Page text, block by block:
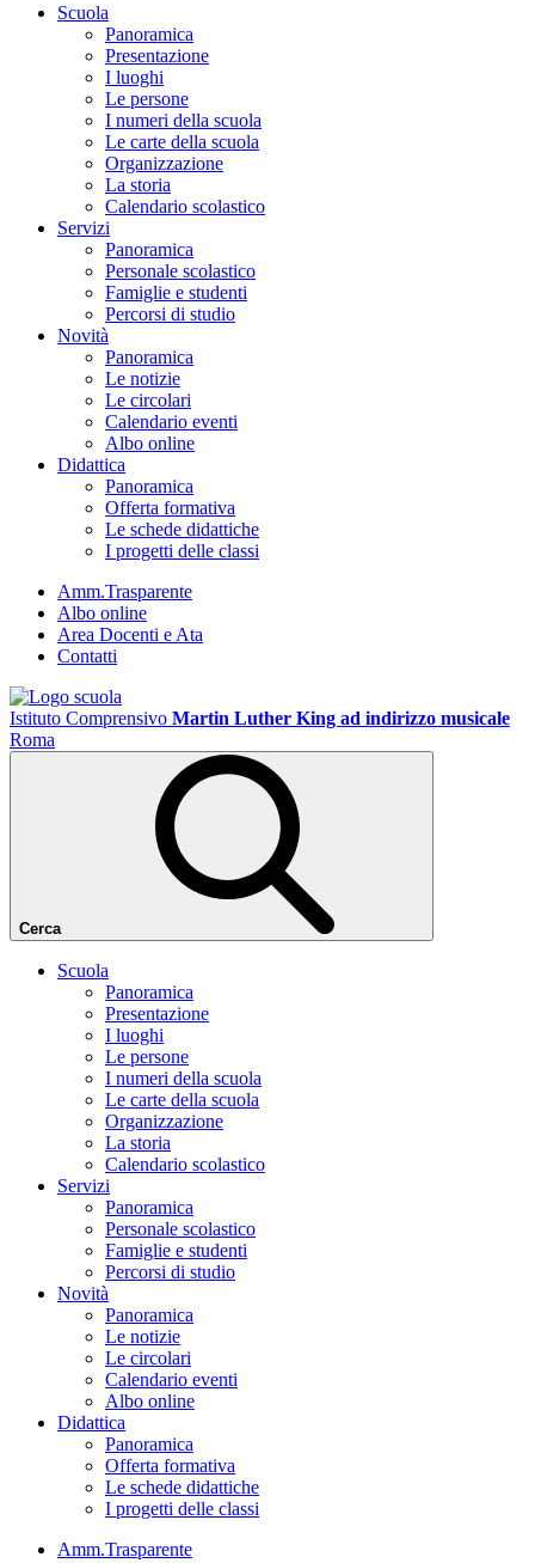
Scuola
Panoramica
Presentazione
I luoghi
Le persone
I numeri della scuola
Le carte della scuola
Organizzazione
La storia
Calendario scolastico
Servizi
Panoramica
Personale scolastico
Famiglie e studenti
Percorsi di studio
Novità
Panoramica
Le notizie
Le circolari
Calendario eventi
Albo online
Didattica
Panoramica
Offerta formativa
Le schede didattiche
I progetti delle classi
Amm.Trasparente
Albo online
Area Docenti e Ata
Contatti
Istituto Comprensivo Martin Luther King ad indirizzo musicale
Roma
Cerca
Scuola
Panoramica
Presentazione
I luoghi
Le persone
I numeri della scuola
Le carte della scuola
Organizzazione
La storia
Calendario scolastico
Servizi
Panoramica
Personale scolastico
Famiglie e studenti
Percorsi di studio
Novità
Panoramica
Le notizie
Le circolari
Calendario eventi
Albo online
Didattica
Panoramica
Offerta formativa
Le schede didattiche
I progetti delle classi
Amm.Trasparente